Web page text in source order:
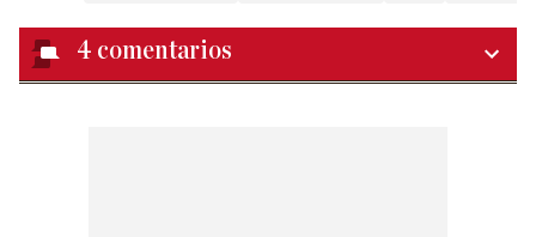
4 comentarios